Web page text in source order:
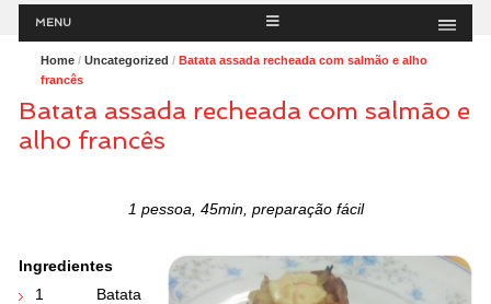
Menu
MENU
Home/ Uncategorized / Batata assada recheada com salmão e alho
francês
Batata assada recheada com salmão e
alho francês
1 pessoa, 45min, preparação fácil
Ingredientes
1 Batata